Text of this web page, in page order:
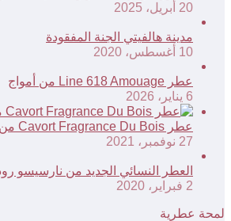
20 أبريل، 2025
مدينة هالفيتي الجنة المفقودة
10 أغسطس، 2020
عطر Line 618 Amouage من أمواج
6 يناير، 2026
عطر Cavort Fragrance Du Bois من فراغرانس دو بوا
27 نوفمبر، 2021
العطر النسائي الجديد من نارسيسو
2 فبراير، 2020
لمحة عطرية